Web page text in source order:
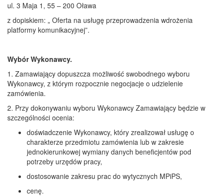
ul. 3 Maja 1, 55 – 200 Oława
z dopiskiem: „ Oferta na usługę przeprowadzenia wdrożenia
platformy komunikacyjnej”.
Wybór Wykonawcy.
1. Zamawiający dopuszcza możliwość swobodnego wyboru
Wykonawcy, z którym rozpocznie negocjacje o udzielenie
zamówienia.
2. Przy dokonywaniu wyboru Wykonawcy Zamawiający będzie w
szczególności ocenia:
doświadczenie Wykonawcy, który zrealizował usługę o
charakterze przedmiotu zamówienia lub w zakresie
jednokierunkowej wymiany danych beneficjentów pod
potrzeby urzędów pracy,
dostosowanie zakresu prac do wytycznych MPiPS,
cenę.